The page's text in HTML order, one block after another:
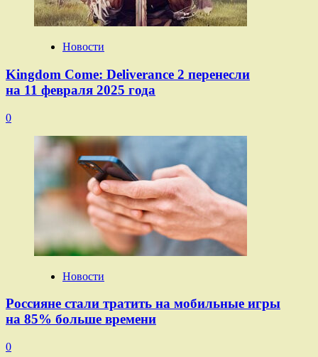
Новости
Kingdom Come: Deliverance 2 перенесли
на 11 февраля 2025 года
0
Новости
Россияне стали тратить на мобильные игры
на 85% больше времени
0